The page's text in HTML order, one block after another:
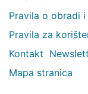
Pravila o obradi
Pravila za
Kontakt
Mapa stranica